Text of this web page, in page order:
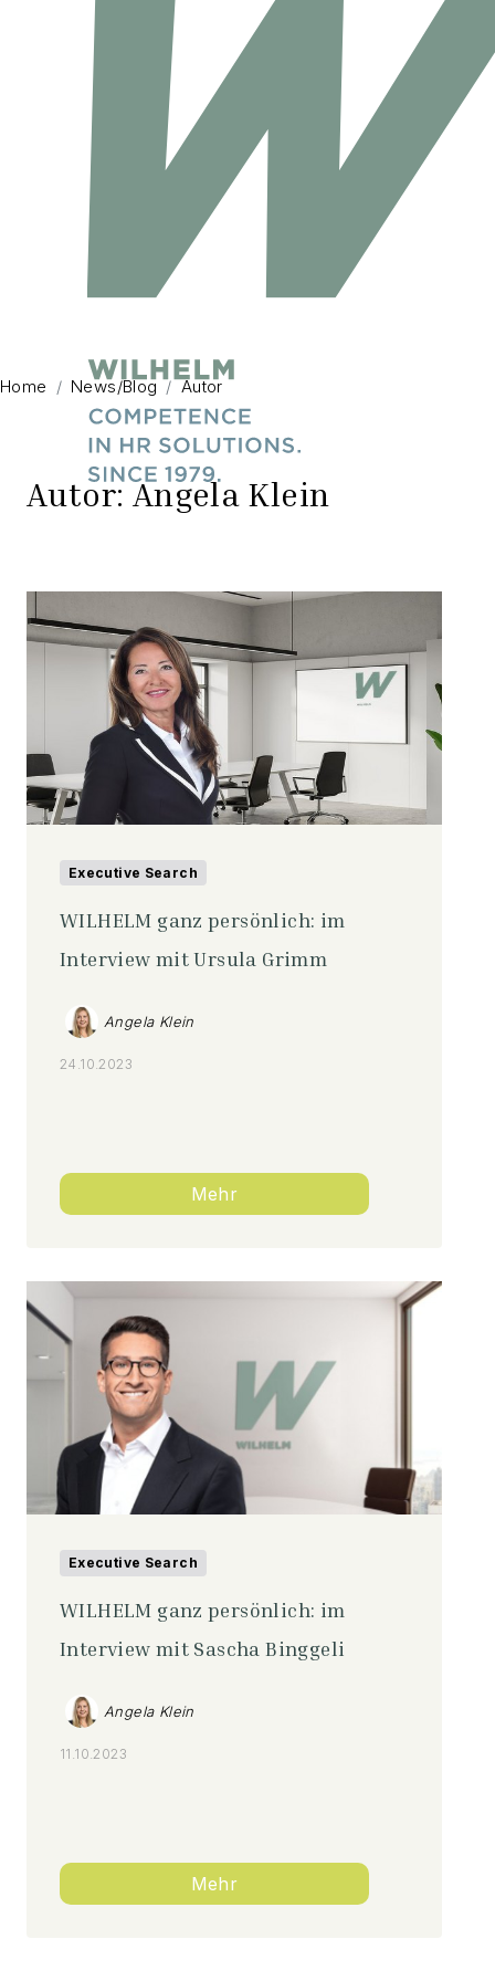
Home News/Blog Autor
Autor: Angela Klein
Executive Search
WILHELM ganz persönlich: im
Interview mit Ursula Grimm
Angela Klein
24.10.2023
Mehr
Executive Search
WILHELM ganz persönlich: im
Interview mit Sascha Binggeli
Angela Klein
11.10.2023
Mehr